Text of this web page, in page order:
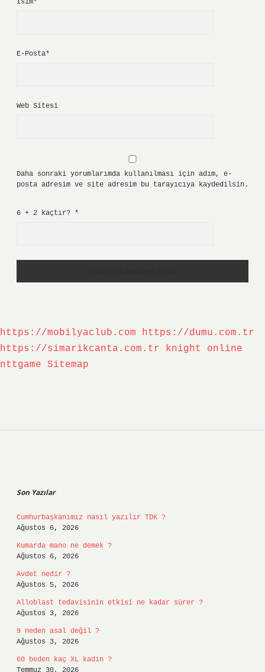
İsim*
E-Posta*
Web Sitesi
Daha sonraki yorumlarımda kullanılması için adım, e-
posta adresim ve site adresim bu tarayıcıya kaydedilsin.
6 + 2 kaçtır? *
https://mobilyaclub.com
https://dumu.com.tr
https://simarikcanta.com.tr
knight online
nttgame
Sitemap
Son Yazılar
Cumhurbaşkanımız nasıl yazılır TDK ?
Ağustos 6, 2026
Kumarda mano ne demek ?
Ağustos 6, 2026
Avdet nedir ?
Ağustos 5, 2026
Alloblast tedavisinin etkisi ne kadar sürer ?
Ağustos 3, 2026
9 neden asal değil ?
Ağustos 3, 2026
60 beden kaç XL kadın ?
Temmuz 30, 2026